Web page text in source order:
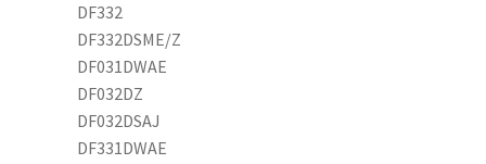
DF332
DF332DSME/Z
DF031DWAE
DF032DZ
DF032DSAJ
DF331DWAE